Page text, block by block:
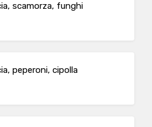
scamorza, funghi
peperoni, cipolla